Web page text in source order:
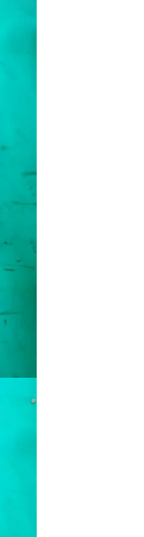
SAL160+100+32 H